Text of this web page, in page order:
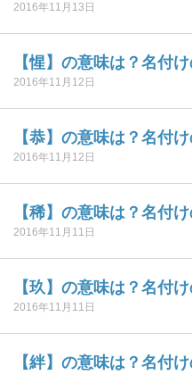
2016年11月13日
【惺】の意味は？名付
2016年11月12日
【恭】の意味は？名付
2016年11月12日
【稀】の意味は？名付
2016年11月11日
【玖】の意味は？名付
2016年11月11日
【絆】の意味は？名付